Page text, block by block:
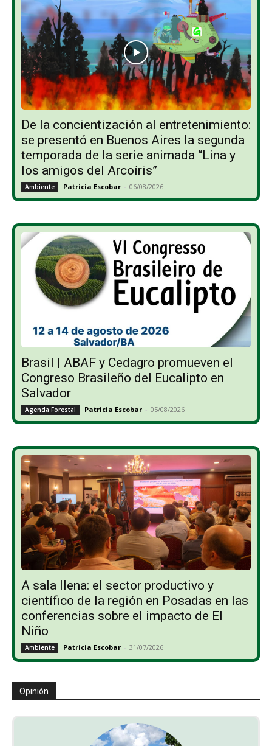
De la concientización al entretenimiento:
se presentó en Buenos Aires la segunda
temporada de la serie animada “Lina y
los amigos del Arcoíris”
Ambiente Patricia Escobar - 06/08/2026
Brasil | ABAF y Cedagro promueven el
Congreso Brasileño del Eucalipto en
Salvador
Agenda Forestal Patricia Escobar - 05/08/2026
A sala llena: el sector productivo y
científico de la región en Posadas en las
conferencias sobre el impacto de El
Niño
Ambiente Patricia Escobar - 31/07/2026
Opinión